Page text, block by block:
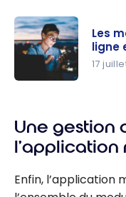
ligne pour
entreprise :
laquelle
choisir
banques
pros en
ligne en
2026 : avis
Les
ligne
17
Une gestion
l’application
Enfin, l’application